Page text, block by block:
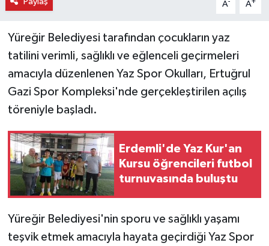
A A
Yüreğir Belediyesi tarafından çocukların yaz
tatilini verimli, sağlıklı ve eğlenceli geçirmeleri
amacıyla düzenlenen Yaz Spor Okulları, Ertuğrul
Gazi Spor Kompleksi'nde gerçekleştirilen açılış
töreniyle başladı.
Erdemli'de Yaz Kur'an
Kursu öğrencileri futbol
turnuvasında buluştu
Yüreğir Belediyesi'nin sporu ve sağlıklı yaşamı
teşvik etmek amacıyla hayata geçirdiği Yaz Spor